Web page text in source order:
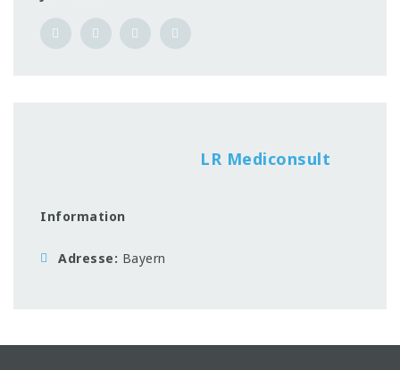
LR Mediconsult
Information
Adresse Bayern